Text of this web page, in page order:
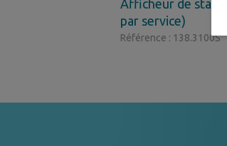
Afficheur de
par service)
Référence : 138.3100S